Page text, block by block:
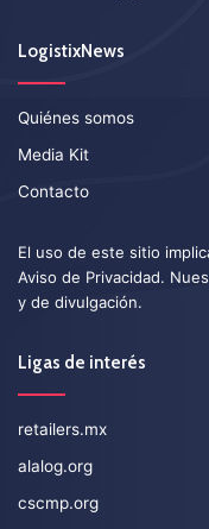
LogistixNews
Quiénes somos
Media Kit
Contacto
El uso de este sitio
Aviso de Privacidad.
y de divulgación.
Ligas de interés
retailers.mx
alalog.org
cscmp.org